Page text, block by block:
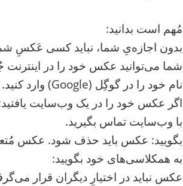
مُهم است بدانید:
بدون اجازه‌یِ شما، نباید کسی عَکسِ
شما می‌توانید عکس خود را در اینترنت
نام خود را در گوگِل (Google) وارد کنید.
اگر عکس خود را در یک وب‌سایت
با وب‌سایت تماس بگیرید.
بگویید: عکس باید حذف شود. عکس
به همکلاسی‌های خود بگویید:
عکس نباید در اختیارِ دیگران قرار